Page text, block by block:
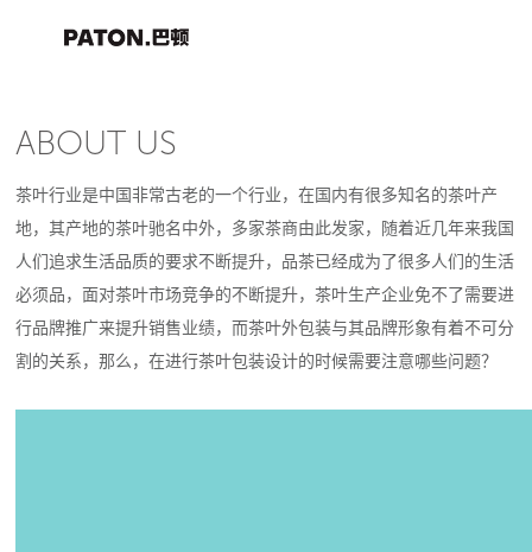
ABOUT US
茶叶行业是中国非常古老的一个行业，在国内有很多知名的茶叶产
地，其产地的茶叶驰名中外，多家茶商由此发家，随着近几年来我国
人们追求生活品质的要求不断提升，品茶已经成为了很多人们的生活
必须品，面对茶叶市场竞争的不断提升，茶叶生产企业免不了需要进
行品牌推广来提升销售业绩，而茶叶外包装与其品牌形象有着不可分
割的关系，那么，在进行茶叶包装设计的时候需要注意哪些问题？